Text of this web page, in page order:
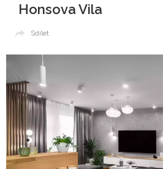
Honsova Vila
Sdílet